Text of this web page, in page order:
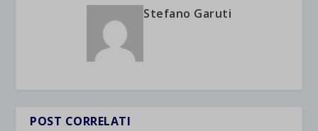
Stefano Garuti
POST CORRELATI